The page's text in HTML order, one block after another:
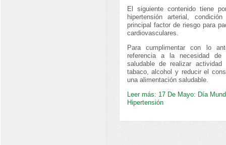
El siguiente contenido tiene
hipertensión arterial,
principal factor de riesgo para
cardiovasculares.
Para cumplimentar con lo
referencia a la necesidad
saludable de realizar
tabaco, alcohol y reducir el
una alimentación saludable.
Leer más: 17 De Mayo: Día
Hipertensión